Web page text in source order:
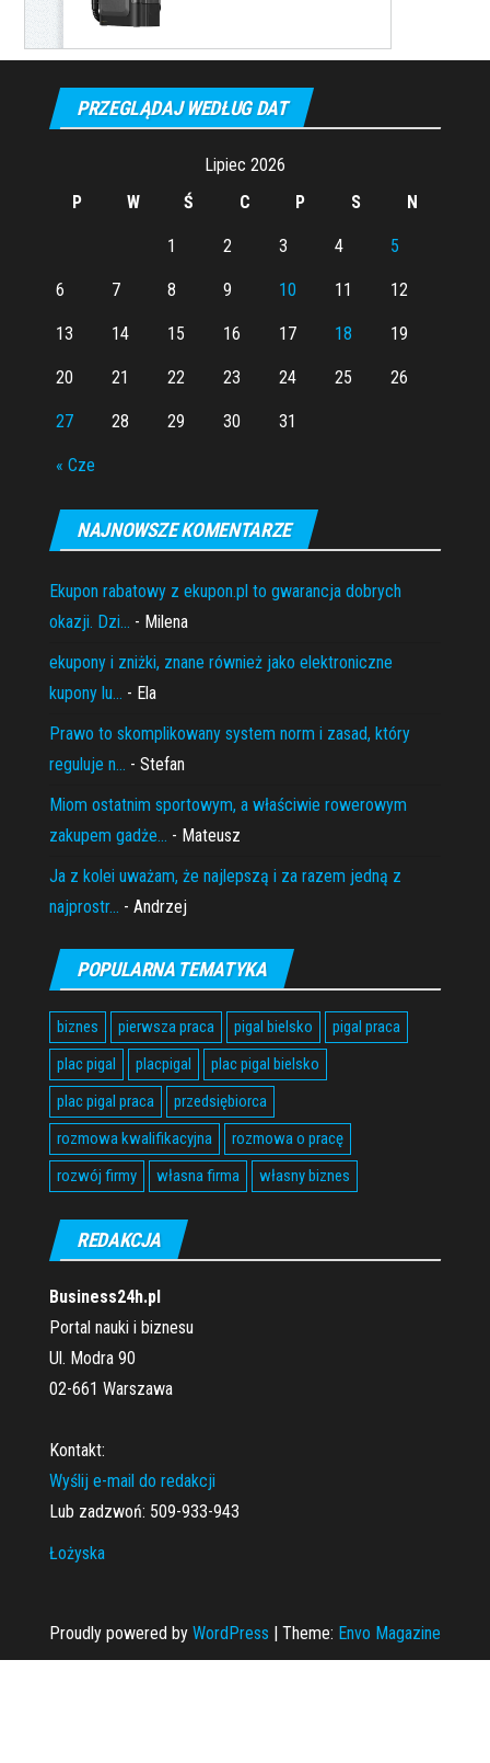
PRZEGLĄDAJ WEDŁUG DAT
Lipiec 2026
P
W Ś C P S N
« Cze
1 2 3 4 5
6 7 8 9 10 11 12
13 14 15 16 17 18 19
20 21 22 23 24 25 26
27 28 29 30 31
NAJNOWSZE KOMENTARZE
Ekupon rabatowy z ekupon.pl to gwarancja dobrych
okazji. Dzi... - Milena
ekupony i zniżki, znane również jako elektroniczne
kupony lu... - Ela
Prawo to skomplikowany system norm i zasad, który
reguluje n... - Stefan
Miom ostatnim sportowym, a właściwie rowerowym
zakupem gadże... - Mateusz
Ja z kolei uważam, że najlepszą i za razem jedną z
najprostr... - Andrzej
POPULARNA TEMATYKA
biznes pierwsza praca pigal bielsko
pigal praca
plac pigal
placpigal
plac pigal bielsko
plac pigal praca
przedsiębiorca
rozmowa kwalifikacyjna
rozmowa o pracę
rozwój firmy
własna firma własny biznes
REDAKCJA
Business24h.pl
Portal nauki i biznesu
Ul. Modra 90
02-661 Warszawa
Kontakt:
Wyślij e-mail do redakcji
Lub zadzwoń: 509-933-943
Łożyska
Proudly powered by WordPress | Theme: Envo Magazine